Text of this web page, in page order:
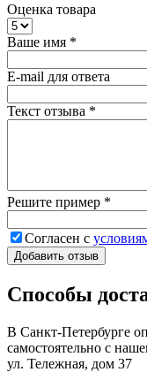
Оценка товара
Ваше имя *
E-mail для ответа
Текст отзыва *
Решите пример *
Согласен с
Добавить отзыв
Способы
В Санкт-Петербурге
самостоятельно с
ул. Тележная, дом 37